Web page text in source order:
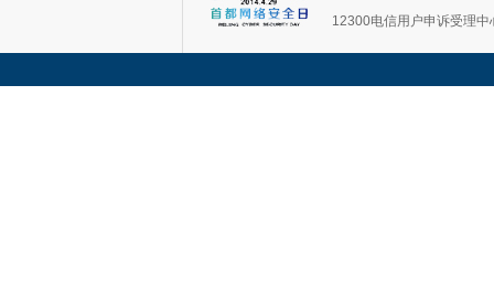
12300电信用户申诉受理中